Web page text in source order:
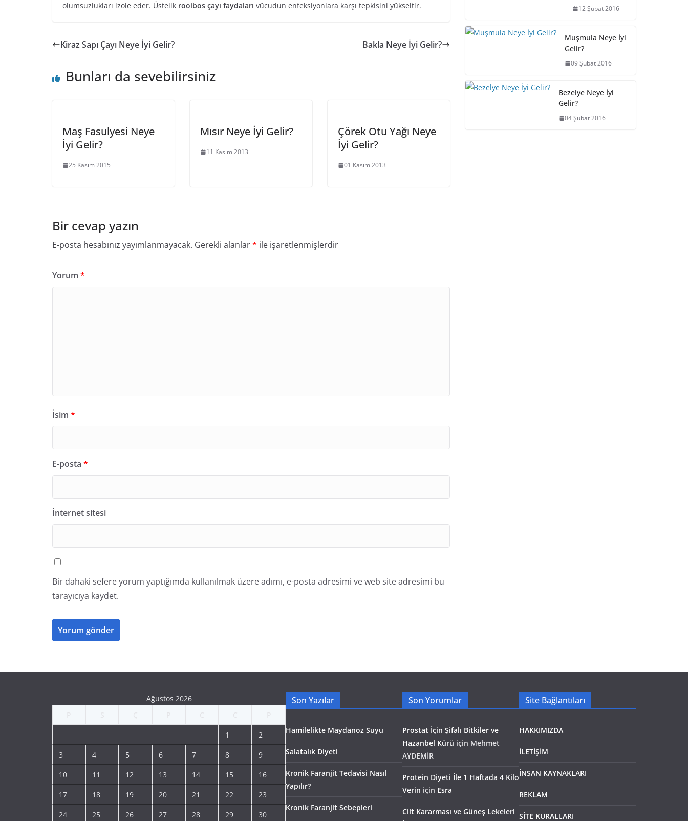
olumsuzlukları izole eder. Üstelik rooibos çayı faydaları vücudun enfeksiyonlara karşı tepkisini yükseltir.
Kiraz Sapı Çayı Neye İyi Gelir? Bakla Neye İyi Gelir?
Bunları da sevebilirsiniz
Maş Fasulyesi Neye
İyi Gelir?
25 Kasım 2015
Mısır Neye İyi Gelir?
11 Kasım 2013
Çörek Otu Yağı Neye
İyi Gelir?
01 Kasım 2013
Bir cevap yazın
E-posta hesabınız yayımlanmayacak. Gerekli alanlar* ile işaretlenmişlerdir
Yorum *
İsim *
E-posta *
İnternet sitesi
Bir dahaki sefere yorum yaptığımda kullanılmak üzere adımı, e-posta adresimi ve web site adresimi bu
tarayıcıya kaydet.
12 Şubat 2016
Muşmula Neye İyi
Gelir?
09 Şubat 2016
Bezelye Neye İyi
Gelir?
04 Şubat 2016
Ağustos 2026
1 2
3 4 5 6 7 8 9
10 11 12 13 14 15 16
17 18 19 20 21 22 23
24 25 26 27 28 29 30
Son Yazılar
Hamilelikte Maydanoz Suyu
Salatalık Diyeti
Kronik Faranjit Tedavisi Nasıl
Yapılır?
Kronik Faranjit Sebepleri
Son Yorumlar
Prostat İçin Şifalı Bitkiler ve
Hazanbel Kürü için Mehmet
AYDEMİR
Protein Diyeti İle 1 Haftada 4 Kilo
Verin için Esra
Cilt Kararması ve Güneş Lekeleri
Site Bağlantıları
HAKKIMIZDA
İLETİŞİM
İNSAN KAYNAKLARI
REKLAM
SİTE KURALLARI